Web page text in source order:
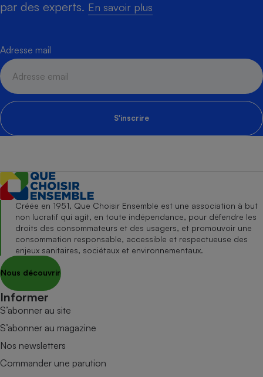
par des experts. En savoir plus
Adresse mail
S'inscrire
Créée en 1951, Que Choisir Ensemble est une association à but
non lucratif qui agit, en toute indépendance, pour défendre les
droits des consommateurs et des usagers, et promouvoir une
consommation responsable, accessible et respectueuse des
enjeux sanitaires, sociétaux et environnementaux.
Nous découvrir
Informer
S’abonner au site
S’abonner au magazine
Nos newsletters
Commander une parution